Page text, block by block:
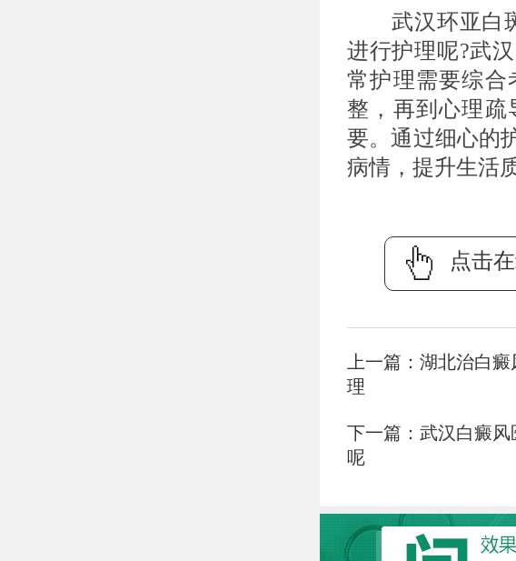
武汉环亚白斑
进行护理呢?武
常护理需要综合
整，再到心理疏
要。通过细心的
病情，提升生活
点击
上一篇： 湖北治白癜
理
下一篇： 武汉白癜风
呢